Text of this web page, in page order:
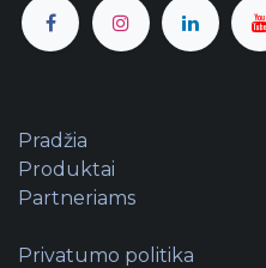
Pradžia
Produktai
Partneriams
Privatumo politika